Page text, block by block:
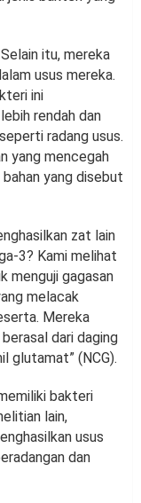
itu, mereka
usus mereka.
ini
rendah dan
radang usus.
yang mencegah
yang disebut
zat lain
3? Kami melihat
menguji gagasan
melacak
Mereka
dari daging
glutamat” (NCG).
bakteri
lain,
usus
dan